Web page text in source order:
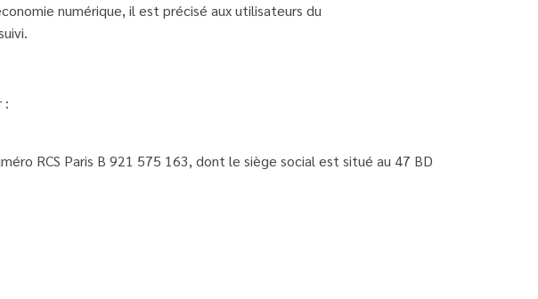
numérique, il est précisé aux utilisateurs du
:
RCS Paris B 921 575 163, dont le siège social est situé au 47 BD